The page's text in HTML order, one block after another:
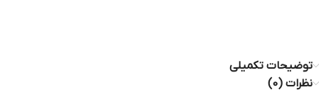
توضیحات تکمیلی
نظرات (0)